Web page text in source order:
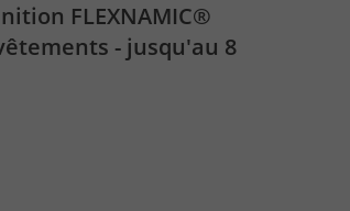
FLEXNAMIC®
- jusqu'au 8